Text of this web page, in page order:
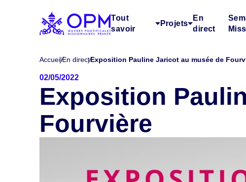
Tout
savoir
Projets
En
direct
AccueilEn directExposition Pauline Jaricot au musée de
02/05/2022
Exposition
Fourvière